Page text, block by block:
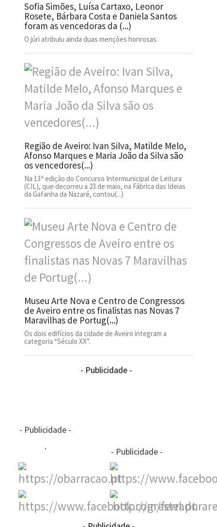
Sofia Simões, Luísa Cartaxo, Leonor
Rosete, Bárbara Costa e Daniela Santos
foram as vencedoras da (...)
O júri atribuiu ainda duas menções honrosas.
Região de Aveiro: Ivan Silva, Matilde Melo,
Afonso Marques e Maria João da Silva são
os vencedores(...)
Na 13ª edição do Concurso Intermunicipal de Leitura
(CIL), que decorreu a 23 de maio, na Fábrica das Ideias
da Gafanha da Nazaré, contou(...)
Museu Arte Nova e Centro de Congressos
de Aveiro entre os finalistas nas Novas 7
Maravilhas de Portug(...)
Os dois edifícios da cidade de Aveiro integram a
categoria “Século XX”.
- Publicidade -
- Publicidade -
- Publicidade -